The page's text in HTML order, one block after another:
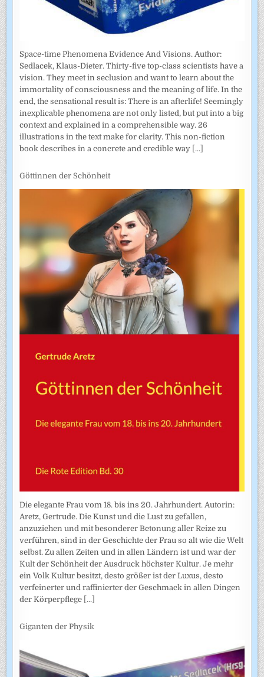
Space-time Phenomena Evidence And Visions. Author:
Sedlacek, Klaus-Dieter. Thirty-five top-class scientists have a
vision. They meet in seclusion and want to learn about the
immortality of consciousness and the meaning of life. In the
end, the sensational result is: There is an afterlife! Seemingly
inexplicable phenomena are not only listed, but put into a big
context and explained in a comprehensible way. 26
illustrations in the text make for clarity. This non-fiction
book describes in a concrete and credible way [...]
Göttinnen der Schönheit
Die elegante Frau vom 18. bis ins 20. Jahrhundert. Autorin:
Aretz, Gertrude. Die Kunst und die Lust zu gefallen,
anzuziehen und mit besonderer Betonung aller Reize zu
verführen, sind in der Geschichte der Frau so alt wie die Welt
selbst. Zu allen Zeiten und in allen Ländern ist und war der
Kult der Schönheit der Ausdruck höchster Kultur. Je mehr
ein Volk Kultur besitzt, desto größer ist der Luxus, desto
verfeinerter und raffinierter der Geschmack in allen Dingen
der Körperpflege [...]
Giganten der Physik